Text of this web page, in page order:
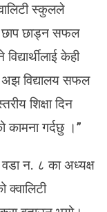
र्षि
क
त्स
व
म्प
न्न
स्कुलले
छाप छाड्न सफल
केही
विद्यालय सफल
शिक्षा दिन
गर्दछु ।”
वडा न. ८ का अध्यक्ष